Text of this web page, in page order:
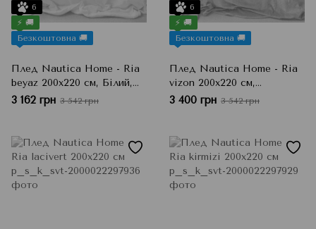
6
⚡ 🚚
Безкоштовна 🚚
Плед Nautica Home - Ria
beyaz 200х220 см, Білий,
Євро
3 162 грн 3 542 грн
6
⚡ 🚚
Безкоштовна 🚚
Плед Nautica Home - Ria
vizon 200х220 см,
Капучино, Євро
3 400 грн 3 542 грн